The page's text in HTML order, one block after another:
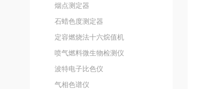
烟点测定器
石蜡色度测定器
定容燃烧法十六烷值机
喷气燃料微生物检测仪
波特电子比色仪
气相色谱仪